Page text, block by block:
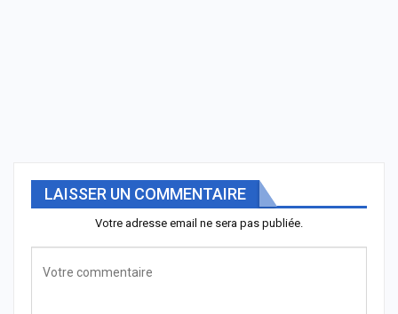
LAISSER UN COMMENTAIRE
Votre adresse email ne sera pas publiée.